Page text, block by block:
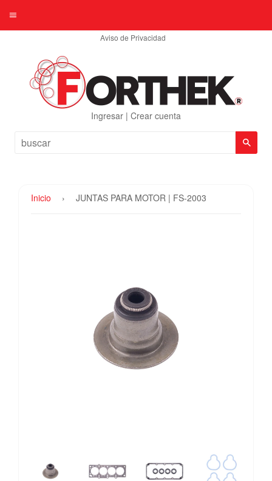
Aviso de Privacidad
Ingresar | Crear cuenta
Inicio › JUNTAS PARA MOTOR | FS-2003